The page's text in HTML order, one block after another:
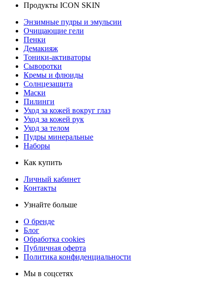
Продукты ICON SKIN
Энзимные пудры и эмульсии
Очищающие гели
Пенки
Демакияж
Тоники-активаторы
Сыворотки
Кремы и флюиды
Солнцезащита
Маски
Пилинги
Уход за кожей вокруг глаз
Уход за кожей рук
Уход за телом
Пудры минеральные
Наборы
Как купить
Личный кабинет
Контакты
Узнайте больше
О бренде
Блог
Обработка cookies
Публичная оферта
Политика конфиденциальности
Мы в соцсетях